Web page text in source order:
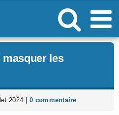
les
2024 0 commentaire